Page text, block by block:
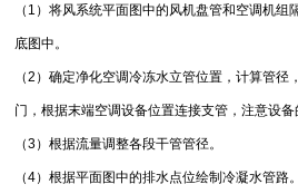
（1）将风系统平面图中的风机盘管和空调机
底图中。
（2）确定净化空调冷冻水立管位置，计算管径
门，根据末端空调设备位置连接支管，注意设备
（3）根据流量调整各段干管管径。
（4）根据平面图中的排水点位绘制冷凝水管路。